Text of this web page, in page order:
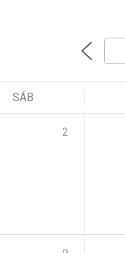
SÁB
2